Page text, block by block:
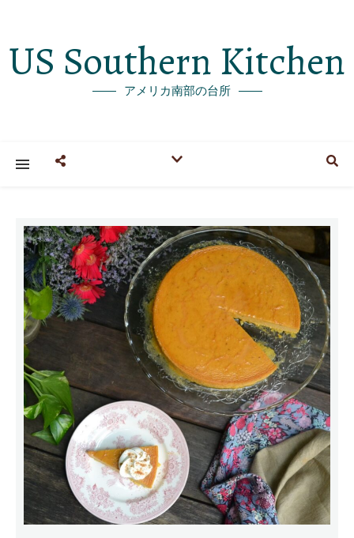
US Southern Kitchen
アメリカ南部の台所